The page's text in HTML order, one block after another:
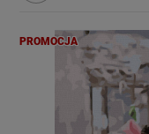
PROMOCJA